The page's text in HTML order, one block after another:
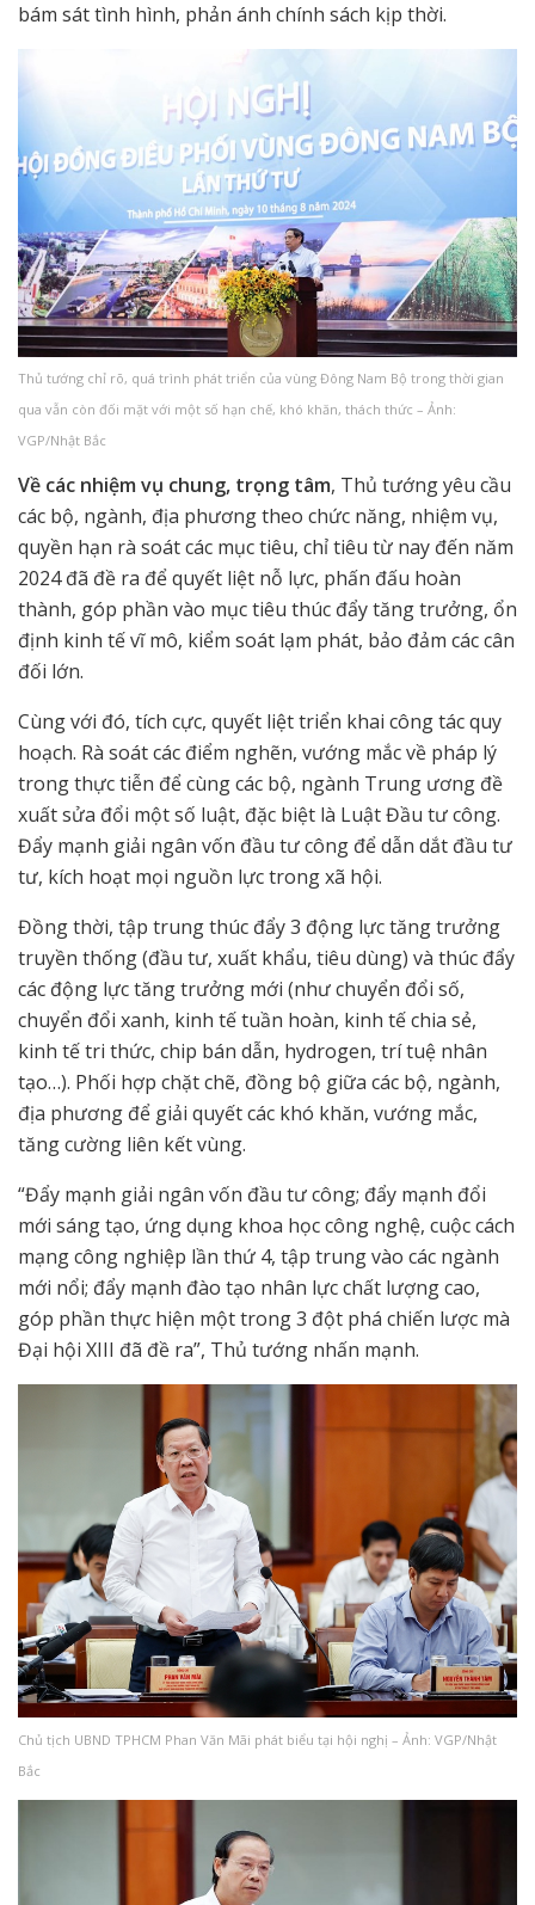
bám sát tình hình, phản ánh chính sách kịp thời.
Thủ tướng chỉ rõ, quá trình phát triển của vùng Đông Nam Bộ trong thời gian
qua vẫn còn đối mặt với một số hạn chế, khó khăn, thách thức – Ảnh:
VGP/Nhật Bắc
Về các nhiệm vụ chung, trọng tâm, Thủ tướng yêu cầu
các bộ, ngành, địa phương theo chức năng, nhiệm vụ,
quyền hạn rà soát các mục tiêu, chỉ tiêu từ nay đến năm
2024 đã đề ra để quyết liệt nỗ lực, phấn đấu hoàn
thành, góp phần vào mục tiêu thúc đẩy tăng trưởng, ổn
định kinh tế vĩ mô, kiểm soát lạm phát, bảo đảm các cân
đối lớn.
Cùng với đó, tích cực, quyết liệt triển khai công tác quy
hoạch. Rà soát các điểm nghẽn, vướng mắc về pháp lý
trong thực tiễn để cùng các bộ, ngành Trung ương đề
xuất sửa đổi một số luật, đặc biệt là Luật Đầu tư công.
Đẩy mạnh giải ngân vốn đầu tư công để dẫn dắt đầu tư
tư, kích hoạt mọi nguồn lực trong xã hội.
Đồng thời, tập trung thúc đẩy 3 động lực tăng trưởng
truyền thống (đầu tư, xuất khẩu, tiêu dùng) và thúc đẩy
các động lực tăng trưởng mới (như chuyển đổi số,
chuyển đổi xanh, kinh tế tuần hoàn, kinh tế chia sẻ,
kinh tế tri thức, chip bán dẫn, hydrogen, trí tuệ nhân
tạo…). Phối hợp chặt chẽ, đồng bộ giữa các bộ, ngành,
địa phương để giải quyết các khó khăn, vướng mắc,
tăng cường liên kết vùng.
“Đẩy mạnh giải ngân vốn đầu tư công; đẩy mạnh đổi
mới sáng tạo, ứng dụng khoa học công nghệ, cuộc cách
mạng công nghiệp lần thứ 4, tập trung vào các ngành
mới nổi; đẩy mạnh đào tạo nhân lực chất lượng cao,
góp phần thực hiện một trong 3 đột phá chiến lược mà
Đại hội XIII đã đề ra”, Thủ tướng nhấn mạnh.
Chủ tịch UBND TPHCM Phan Văn Mãi phát biểu tại hội nghị – Ảnh: VGP/Nhật
Bắc